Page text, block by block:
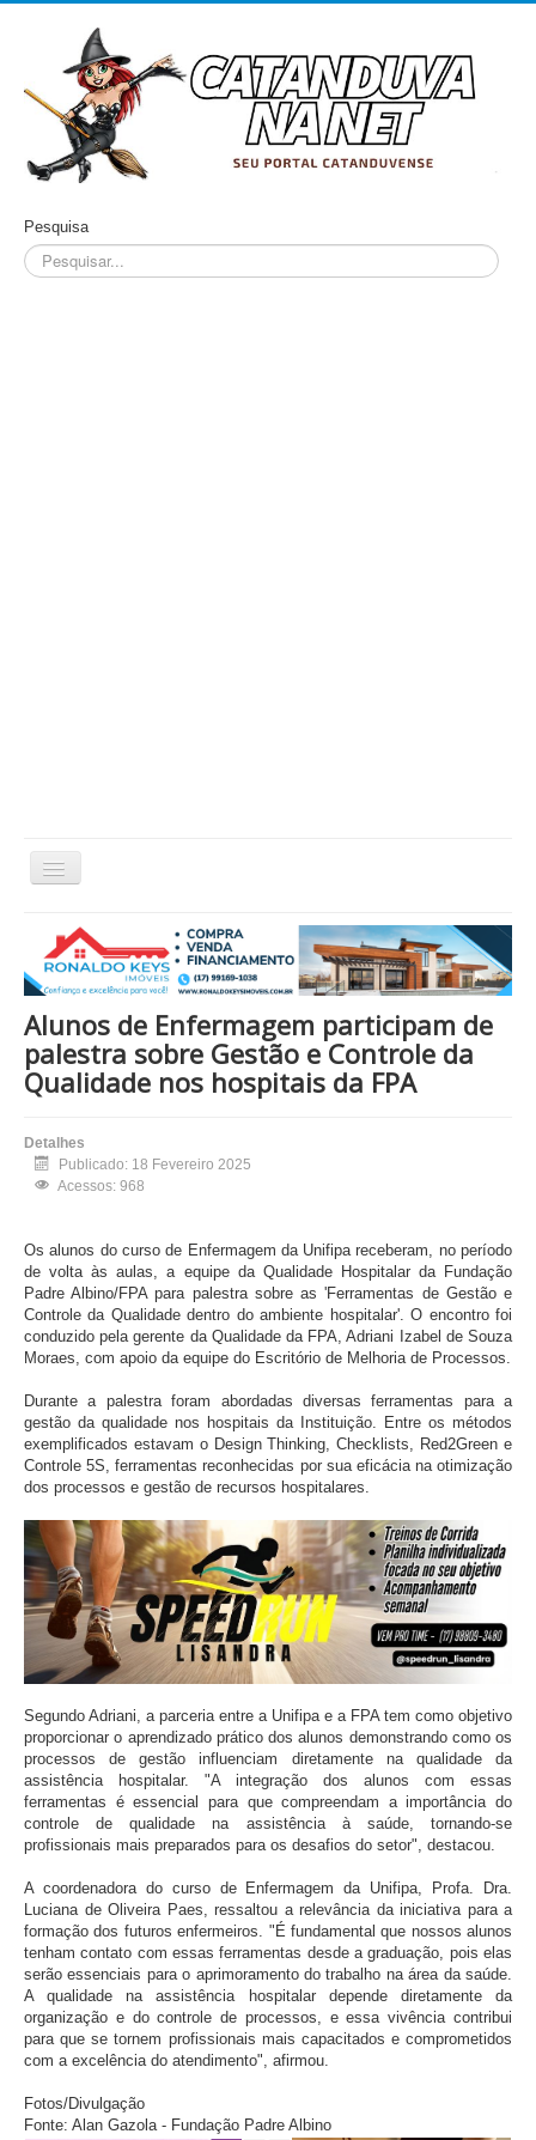
Pesquisa
Alternar
Home Cultura Economia Educação
Esportes Eventos Filmes em Cartaz Região
Política Saúde Tecnologia Cinema / Série / TV
Nacional / Mundo Vida / Estilo Artigo / Coluna
Alunos de Enfermagem participam de
palestra sobre Gestão e Controle da
Qualidade nos hospitais da FPA
Detalhes
Publicado: 18 Fevereiro 2025
Acessos: 968
Os alunos do curso de Enfermagem da Unifipa receberam, no período
de volta às aulas, a equipe da Qualidade Hospitalar da Fundação
Padre Albino/FPA para palestra sobre as 'Ferramentas de Gestão e
Controle da Qualidade dentro do ambiente hospitalar'. O encontro foi
conduzido pela gerente da Qualidade da FPA, Adriani Izabel de Souza
Moraes, com apoio da equipe do Escritório de Melhoria de Processos.
Durante a palestra foram abordadas diversas ferramentas para a
gestão da qualidade nos hospitais da Instituição. Entre os métodos
exemplificados estavam o Design Thinking, Checklists, Red2Green e
Controle 5S, ferramentas reconhecidas por sua eficácia na otimização
dos processos e gestão de recursos hospitalares.
Segundo Adriani, a parceria entre a Unifipa e a FPA tem como objetivo
proporcionar o aprendizado prático dos alunos demonstrando como os
processos de gestão influenciam diretamente na qualidade da
assistência hospitalar. "A integração dos alunos com essas
ferramentas é essencial para que compreendam a importância do
controle de qualidade na assistência à saúde, tornando-se
profissionais mais preparados para os desafios do setor", destacou.
A coordenadora do curso de Enfermagem da Unifipa, Profa. Dra.
Luciana de Oliveira Paes, ressaltou a relevância da iniciativa para a
formação dos futuros enfermeiros. "É fundamental que nossos alunos
tenham contato com essas ferramentas desde a graduação, pois elas
serão essenciais para o aprimoramento do trabalho na área da saúde.
A qualidade na assistência hospitalar depende diretamente da
organização e do controle de processos, e essa vivência contribui
para que se tornem profissionais mais capacitados e comprometidos
com a excelência do atendimento", afirmou.
Fotos/Divulgação
Fonte: Alan Gazola - Fundação Padre Albino